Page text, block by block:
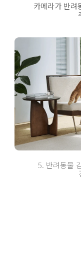
카메라가 반려
5. 반려동물